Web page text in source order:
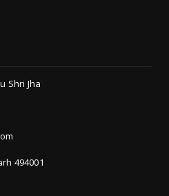
Shri Jha
494001